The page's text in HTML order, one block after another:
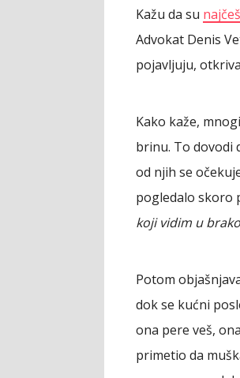
Kažu da su
Advokat Denis
pojavljuju, otkriva
Kako kaže,
brinu. To dovodi
od njih se
pogledalo skoro
koji vidim u
Potom
dok se kućni
ona pere veš,
primetio da